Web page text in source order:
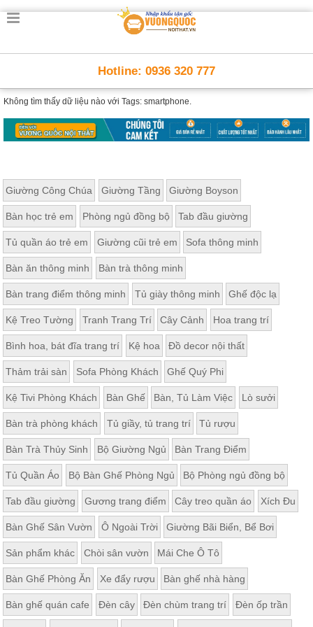
Hotline: 0936 320 777
Không tìm thấy dữ liệu nào với Tags: smartphone.
Giường Công Chúa Giường Tầng Giường Boyson
Bàn học trẻ em Phòng ngủ đồng bộ Tab đầu giường
Tủ quần áo trẻ em Giường cũi trẻ em Sofa thông minh
Bàn ăn thông minh Bàn trà thông minh
Bàn trang điểm thông minh Tủ giày thông minh Ghế độc lạ
Kệ Treo Tường Tranh Trang Trí Cây Cảnh Hoa trang trí
Bình hoa, bát đĩa trang trí Kệ hoa Đồ decor nội thất
Thảm trải sàn Sofa Phòng Khách Ghế Quý Phi
Kệ Tivi Phòng Khách Bàn Ghế Bàn, Tủ Làm Việc Lò sưởi
Bàn trà phòng khách Tủ giầy, tủ trang trí Tủ rượu
Bàn Trà Thủy Sinh Bộ Giường Ngủ Bàn Trang Điểm
Tủ Quần Áo Bộ Bàn Ghế Phòng Ngủ Bộ Phòng ngủ đồng bộ
Tab đầu giường Gương trang điểm Cây treo quần áo Xích Đu
Bàn Ghế Sân Vườn Ô Ngoài Trời Giường Bãi Biển, Bể Bơi
Sản phẩm khác Chòi sân vườn Mái Che Ô Tô
Bàn Ghế Phòng Ăn Xe đẩy rượu Bàn ghế nhà hàng
Bàn ghế quán cafe Đèn cây Đèn chùm trang trí Đèn ốp trần